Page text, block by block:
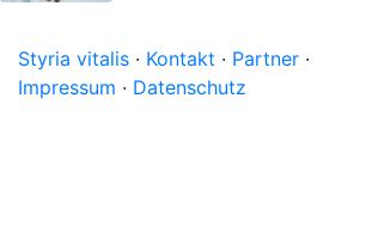
Styria vitalis · Kontakt · Partner ·
Impressum · Datenschutz